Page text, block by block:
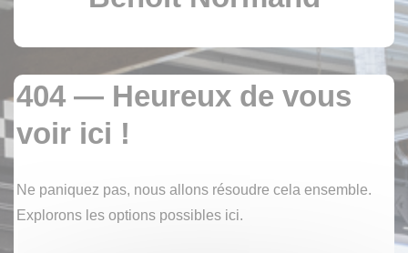
404 — Heureux de vous
voir ici !
Ne paniquez pas, nous allons résoudre cela ensemble.
Explorons les options possibles ici.